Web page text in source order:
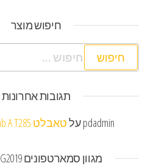
חיפוש מוצר
חיפוש:
תגובות אחרונות
pdadminעלטאבלט Samsung Galaxy Tab A T285
מגוון סמארטפונים SAMSUNG2019